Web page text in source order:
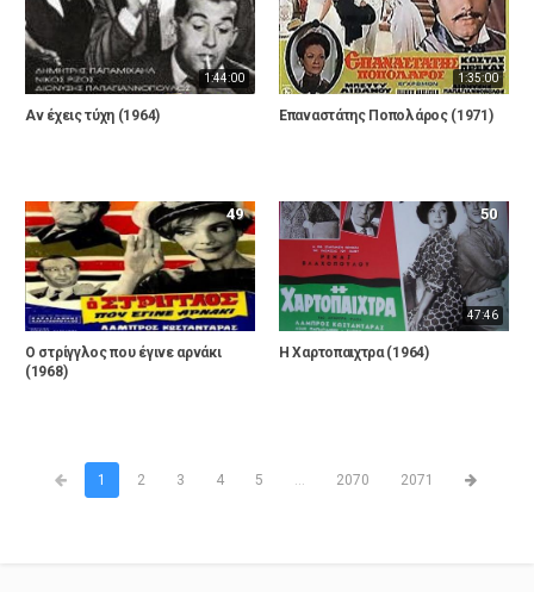
1:44:00
Αν έχεις τύχη (1964)
1:35:00
Επαναστάτης Ποπολάρος (1971)
49
Ο στρίγγλος που έγινε αρνάκι
(1968)
47:46
50
Η Χαρτοπαιχτρα (1964)
1 2 3 4 5 2070 2071